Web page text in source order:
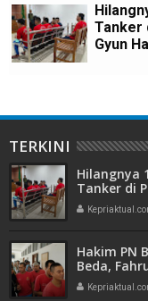
Tanker
Gyun
TERKINI
Hilangnya
Tanker di
Hanya
Hakim PN
Beda,
Azzurah